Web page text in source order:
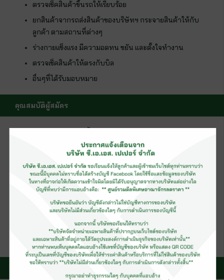
ตรวจเช็คสินค้าขึ้นรถให้เรียบร้อย
ยกสินค้าจากรถส่งสินค้าของบริษัทฯ กระจายสินค้าให้กับ
ลูกค้า ตามสถานที่ต่างๆ
ร่างกายแข็งแรง มีความอดทน ขยัน และตั้งใจทำงาน
ตรวจเช็คสินค้าให้ตรงกับบิล
อื่นๆที่ได้รับมอบหมาย
คุณสมบัติผู้สมัคร
วุฒิการศึกษา ม.3 ขึ้นไป
มีประสบการณ์ในสายงานอย่างน้อย 6 เดือนขึ้นไป
ติดรถส่งสินค้าไปกับคนขับรถ
ตรวจสอบสินค้าก่อนและหลังจัดส่งให้ถูกต้องครบถ้วน
มีมนุษยสัมพันธ์ที่ดี มีความอดทน ขยัน มีความซื่อสัตย์
มีจิตสำนึกของความปลอดภัย
สามารถปฏิบัติงานล่วงเวลาได้